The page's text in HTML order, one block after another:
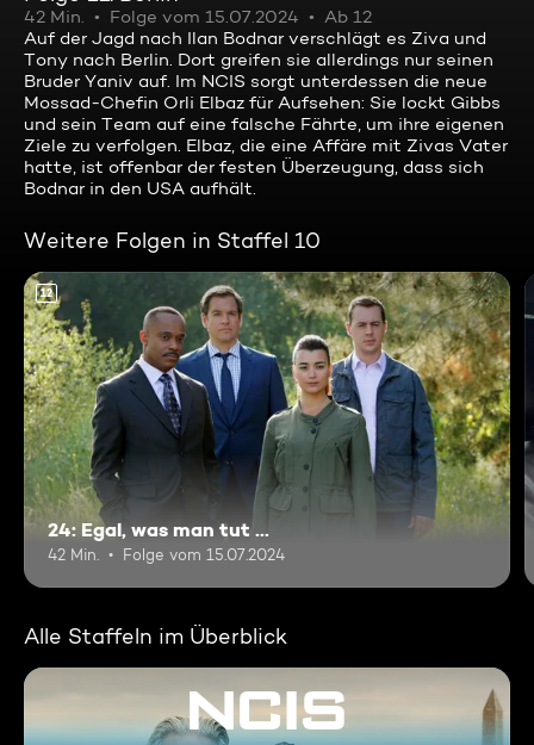
42 Min. Folge vom 15.07.2024
Ab 12
Auf der Jagd nach Ilan Bodnar verschlägt es Ziva und
Tony nach Berlin. Dort greifen sie allerdings nur seinen
Bruder Yaniv auf. Im NCIS sorgt unterdessen die neue
Mossad-Chefin Orli Elbaz für Aufsehen: Sie lockt Gibbs
und sein Team auf eine falsche Fährte, um ihre eigenen
Ziele zu verfolgen. Elbaz, die eine Affäre mit Zivas Vater
hatte, ist offenbar der festen Überzeugung, dass sich
Bodnar in den USA aufhält.
Weitere Folgen in Staffel 10
12
24: Egal, was man tut ...
42 Min. Folge vom 15.07.2024
Alle Staffeln im Überblick